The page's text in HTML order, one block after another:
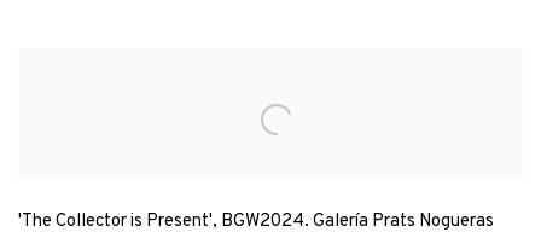
'The Collector is Present', BGW2024. Galería Prats Nogueras